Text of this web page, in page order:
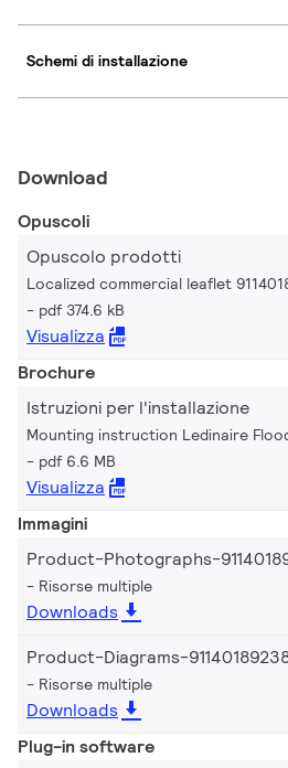
Schemi di installazione
Download
Opuscoli
Opuscolo prodotti
Localized commercial leaflet
pdf 374.6 kB
Visualizza
Brochure
Istruzioni per l'installazione
Mounting instruction Ledinaire
pdf 6.6 MB
Visualizza
Immagini
Product-Photographs-
Risorse multiple
Downloads
Product-Diagrams-
Risorse multiple
Downloads
Plug-in software